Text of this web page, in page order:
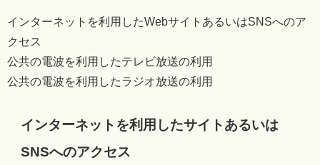
インターネットを利用したWebサイトあるいはSNSへのア
クセス
公共の電波を利用したテレビ放送の利用
公共の電波を利用したラジオ放送の利用
インターネットを利用したサイトあるいは
SNSへのアクセス